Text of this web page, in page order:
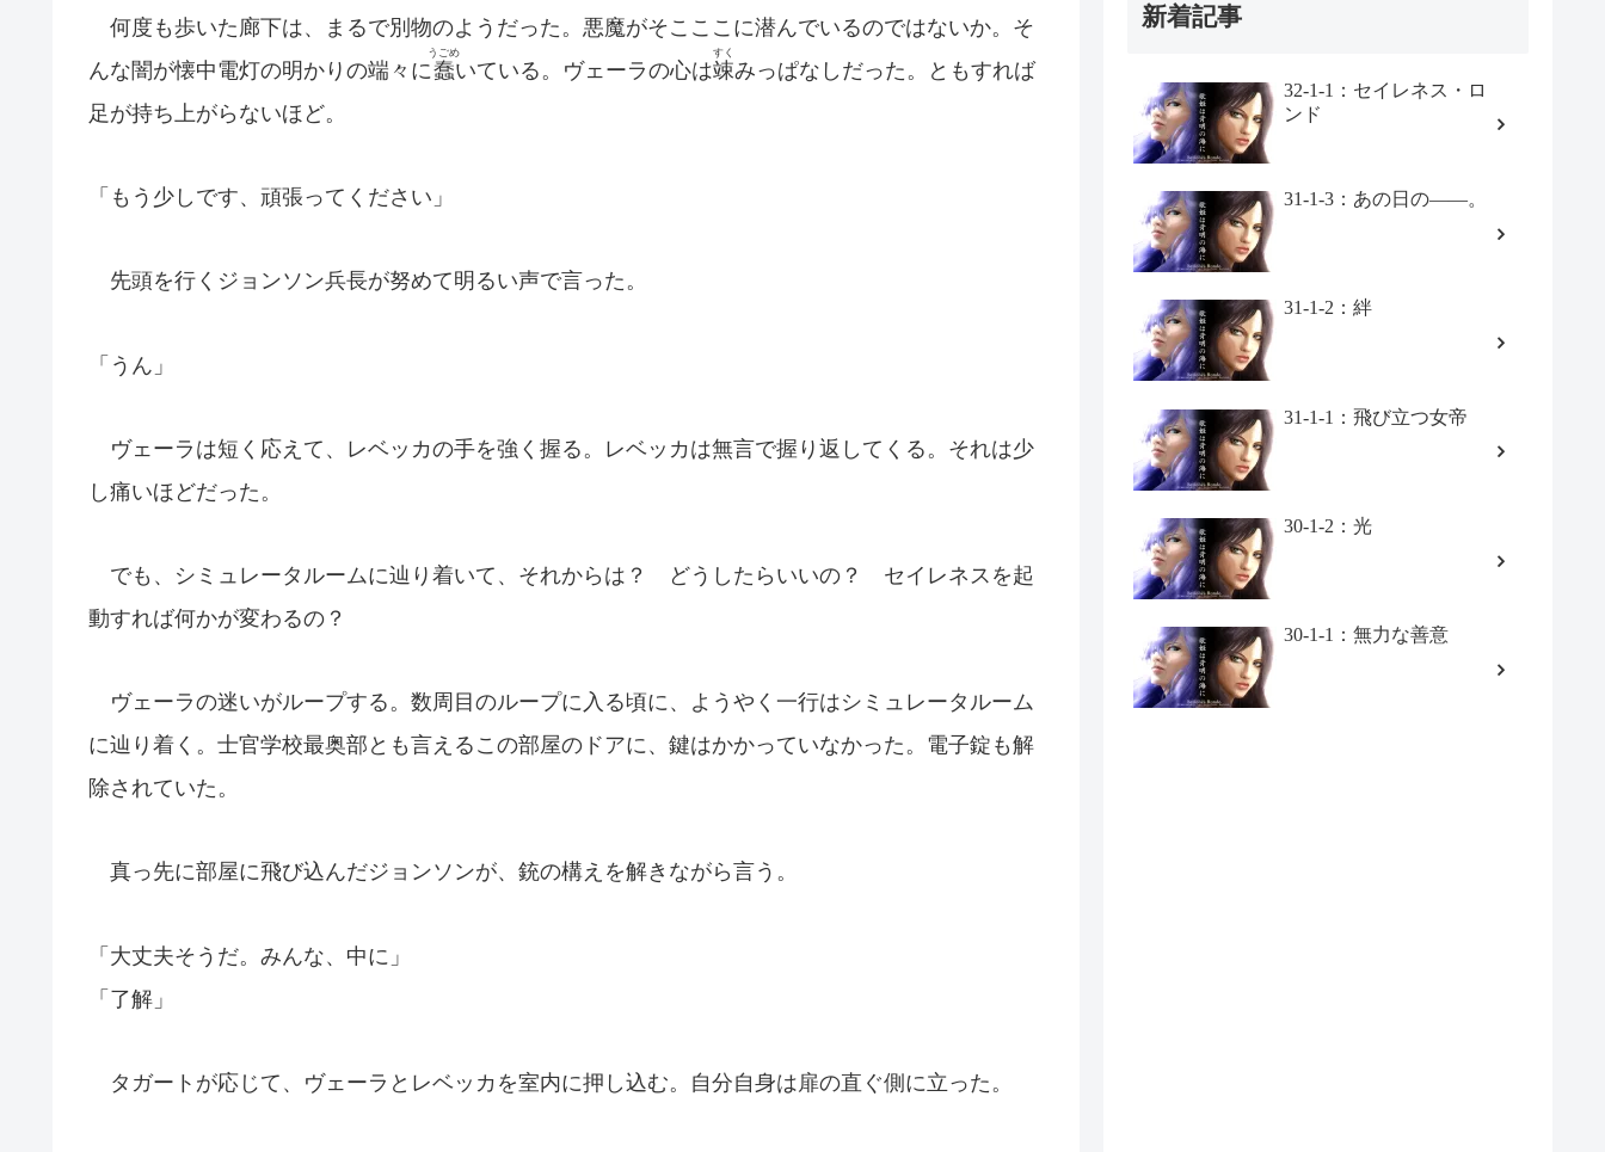
何度も歩いた廊下は、まるで別物のようだった。悪魔がそこここに潜んでいるのではないか。そ
んな闇が懐中電灯の明かりの端々に蠢
うごめ
いている。ヴェーラの心は竦
すく
みっぱなしだった。ともすれば
足が持ち上がらないほど。
「もう少しです、頑張ってください」
先頭を行くジョンソン兵長が努めて明るい声で言った。
「うん」
ヴェーラは短く応えて、レベッカの手を強く握る。レベッカは無言で握り返してくる。それは少
し痛いほどだった。
でも、シミュレータルームに辿り着いて、それからは？ どうしたらいいの？ セイレネスを起
動すれば何かが変わるの？
ヴェーラの迷いがループする。数周目のループに入る頃に、ようやく一行はシミュレータルーム
に辿り着く。士官学校最奥部とも言えるこの部屋のドアに、鍵はかかっていなかった。電子錠も解
除されていた。
真っ先に部屋に飛び込んだジョンソンが、銃の構えを解きながら言う。
「大丈夫そうだ。みんな、中に」
「了解」
タガートが応じて、ヴェーラとレベッカを室内に押し込む。自分自身は扉の直ぐ側に立った。
新着記事
32-1-1：セイレネス・ロ
ンド
31-1-3：あの日の――。
31-1-2：絆
31-1-1：飛び立つ女帝
30-1-2：光
30-1-1：無力な善意